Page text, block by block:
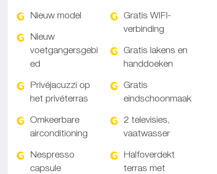
Nieuw model
Nieuw
voetgangersgebi
ed
Privéjacuzzi op
het privéterras
Omkeerbare
airconditioning
Nespresso
capsule
Gratis WIFI-
verbinding
Gratis lakens en
handdoeken
Gratis
eindschoonmaak
2 televisies,
vaatwasser
Halfoverdekt
terras met